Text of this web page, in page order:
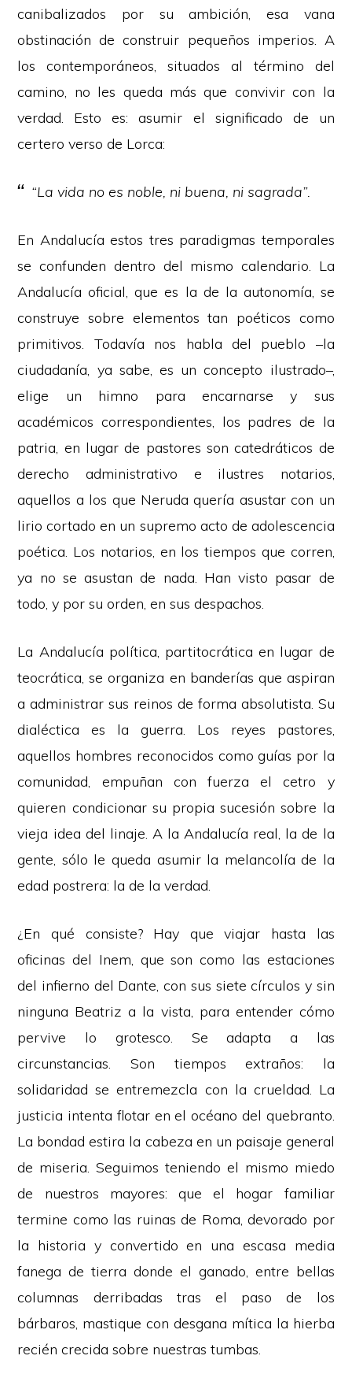
canibalizados por su ambición, esa vana
obstinación de construir pequeños imperios. A
los contemporáneos, situados al término del
camino, no les queda más que convivir con la
verdad. Esto es: asumir el significado de un
certero verso de Lorca:
“La vida no es noble, ni buena, ni sagrada”.
En Andalucía estos tres paradigmas temporales
se confunden dentro del mismo calendario. La
Andalucía oficial, que es la de la autonomía, se
construye sobre elementos tan poéticos como
primitivos. Todavía nos habla del pueblo –la
ciudadanía, ya sabe, es un concepto ilustrado–,
elige un himno para encarnarse y sus
académicos correspondientes, los padres de la
patria, en lugar de pastores son catedráticos de
derecho administrativo e ilustres notarios,
aquellos a los que Neruda quería asustar con un
lirio cortado en un supremo acto de adolescencia
poética. Los notarios, en los tiempos que corren,
ya no se asustan de nada. Han visto pasar de
todo, y por su orden, en sus despachos.
La Andalucía política, partitocrática en lugar de
teocrática, se organiza en banderías que aspiran
a administrar sus reinos de forma absolutista. Su
dialéctica es la guerra. Los reyes pastores,
aquellos hombres reconocidos como guías por la
comunidad, empuñan con fuerza el cetro y
quieren condicionar su propia sucesión sobre la
vieja idea del linaje. A la Andalucía real, la de la
gente, sólo le queda asumir la melancolía de la
edad postrera: la de la verdad.
¿En qué consiste? Hay que viajar hasta las
oficinas del Inem, que son como las estaciones
del infierno del Dante, con sus siete círculos y sin
ninguna Beatriz a la vista, para entender cómo
pervive lo grotesco. Se adapta a las
circunstancias. Son tiempos extraños: la
solidaridad se entremezcla con la crueldad. La
justicia intenta flotar en el océano del quebranto.
La bondad estira la cabeza en un paisaje general
de miseria. Seguimos teniendo el mismo miedo
de nuestros mayores: que el hogar familiar
termine como las ruinas de Roma, devorado por
la historia y convertido en una escasa media
fanega de tierra donde el ganado, entre bellas
columnas derribadas tras el paso de los
bárbaros, mastique con desgana mítica la hierba
recién crecida sobre nuestras tumbas.